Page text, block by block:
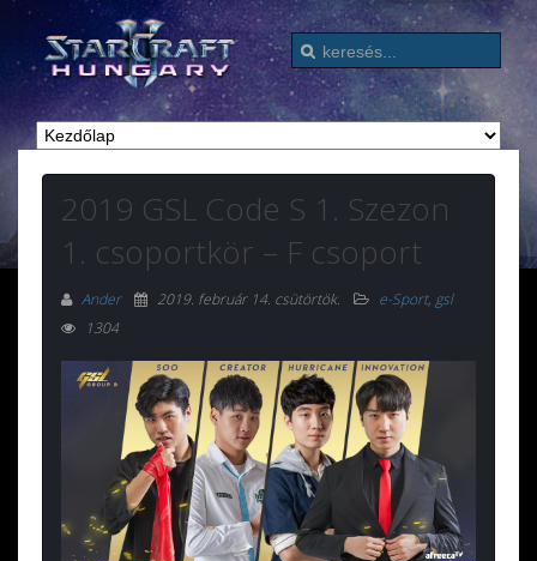
2019 GSL Code S 1. Szezon
1. csoportkör – F csoport
Ander 2019. február 14. csütörtök. e-Sport, gsl
1304